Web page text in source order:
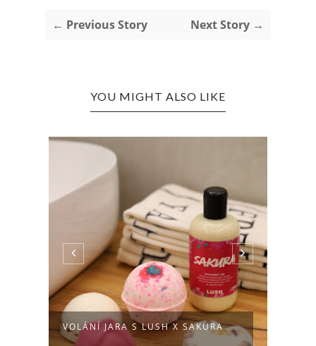
← Previous Story Next Story →
YOU MIGHT ALSO LIKE
VOLÁNÍ JARA S LUSH X SAKURA